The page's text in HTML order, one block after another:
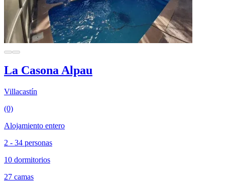
La Casona Alpau
Villacastín
(0)
Alojamiento entero
2 - 34 personas
10 dormitorios
27 camas